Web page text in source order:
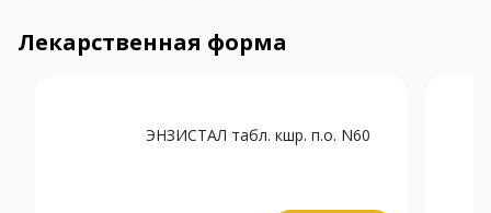
Лекарственная форма
ЭНЗИСТАЛ табл. кшр. п.о. N60